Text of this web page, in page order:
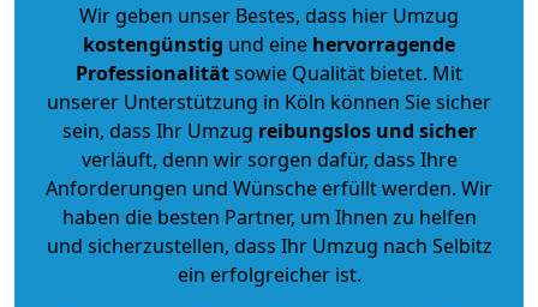
Wir geben unser Bestes, dass hier Umzug
kostengünstig und eine hervorragende
Professionalitätsowie Qualität bietet. Mit
unserer Unterstützung in Köln können Sie sicher
sein, dass Ihr Umzug reibungslos und sicher
verläuft, denn wir sorgen dafür, dass Ihre
Anforderungen und Wünsche erfüllt werden. Wir
haben die besten Partner, um Ihnen zu helfen
und sicherzustellen, dass Ihr Umzug nach Selbitz
ein erfolgreicher ist.